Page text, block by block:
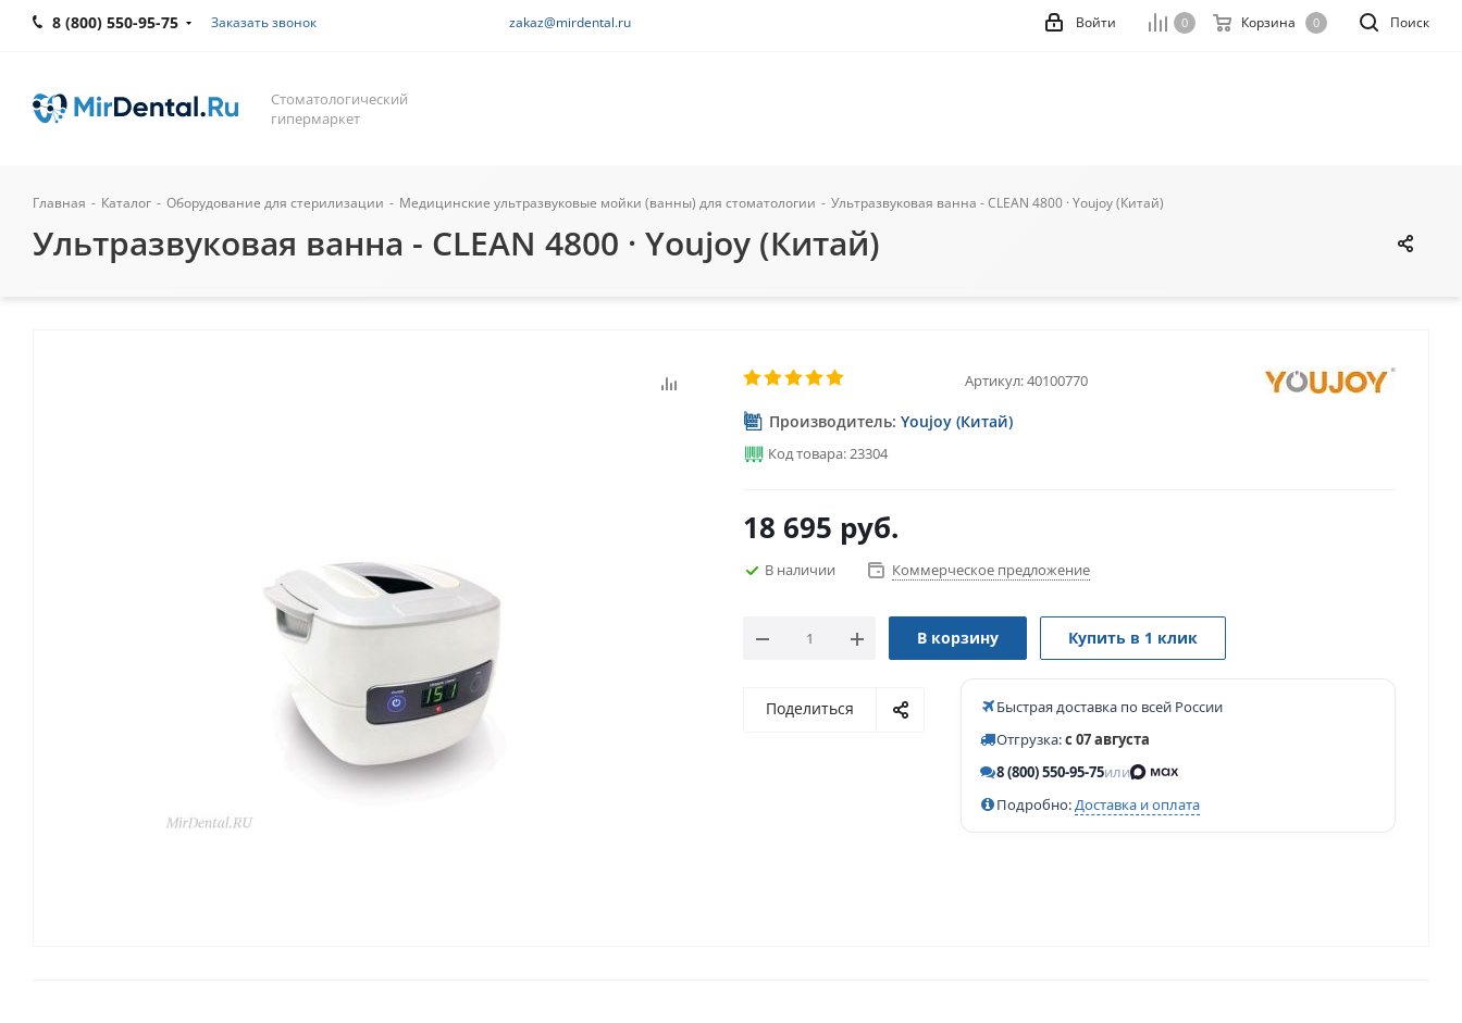
8 (800) 550-95-75 Заказать звонок zakaz@mirdental.ru Поиск
0 Корзина 0
Войти
Стоматологический
гипермаркет
Главная - Каталог - Оборудование для стерилизации - Медицинские ультразвуковые мойки (ванны) для стоматологии - Ультразвуковая ванна - CLEAN 4800 · Youjoy (Китай)
Ультразвуковая ванна - CLEAN 4800 · Youjoy (Китай)
Артикул:40100770
Производитель: Youjoy (Китай)
Код товара: 23304
18 695 руб.
В наличии Коммерческое предложение
В корзину Купить в 1 клик
Поделиться
Быстрая доставка по всей России
Отгрузка:с 07 августа
8 (800) 550-95-75или
Подробно:Доставка и оплата